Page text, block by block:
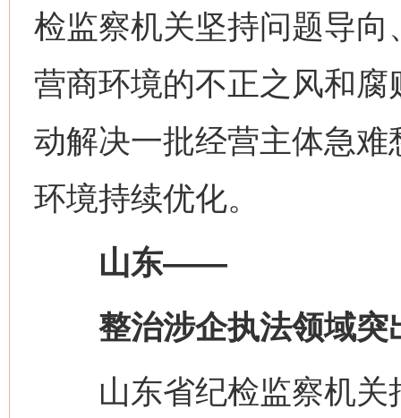
检监察机关坚持问题导
营商环境的不正之风和
动解决一批经营主体急
环境持续优化。
山东——
整治涉企执法领域突
山东省纪检监察机关